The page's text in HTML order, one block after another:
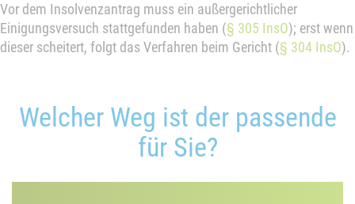
Vor dem Insolvenzantrag muss ein außergerichtlicher
Einigungsversuch stattgefunden haben (§ 305 InsO); erst wenn
dieser scheitert, folgt das Verfahren beim Gericht (§ 304 InsO).
Welcher Weg ist der passende
für Sie?